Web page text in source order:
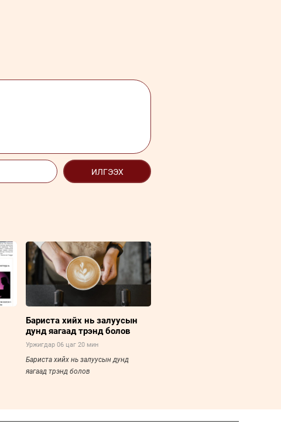
ИЛГЭЭХ
Бариста хийх нь залуусын
дунд яагаад трэнд болов
Уржигдар 06 цаг 20 мин
Бариста хийх нь залуусын дунд
яагаад трэнд болов